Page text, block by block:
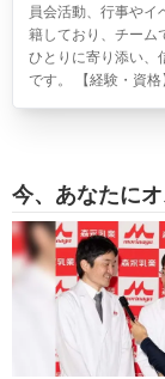
員会活動、行事やイ
籍しており、チーム
ひとりに寄り添い、
です。 【経験・資
今、あなたに